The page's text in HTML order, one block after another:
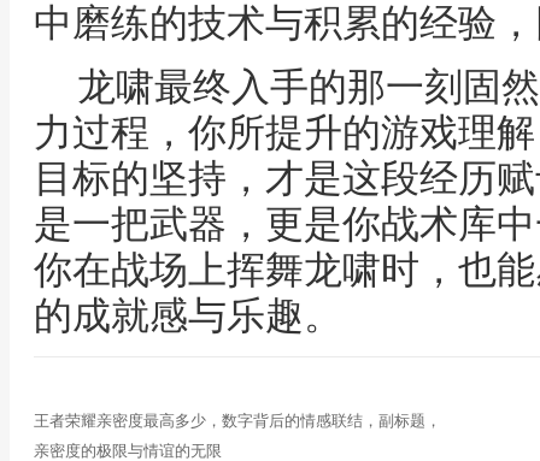
中磨练的技术与积累的经验
龙啸最终入手的那一刻固
力过程，你所提升的游戏理
目标的坚持，才是这段经历
是一把武器，更是你战术库
你在战场上挥舞龙啸时，也
的成就感与乐趣。
王者荣耀亲密度最高多少，数字背后的情感联结，副标题，
亲密度的极限与情谊的无限